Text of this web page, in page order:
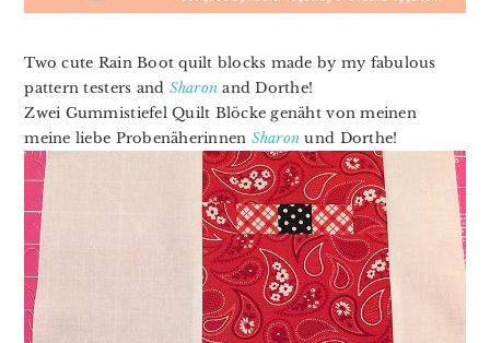
Two cute Rain Boot quilt blocks made by my fabulous
pattern testers and Sharon and Dorthe!
Zwei Gummistiefel Quilt Blöcke genäht von meinen
meine liebe Probenäherinnen Sharon und Dorthe!